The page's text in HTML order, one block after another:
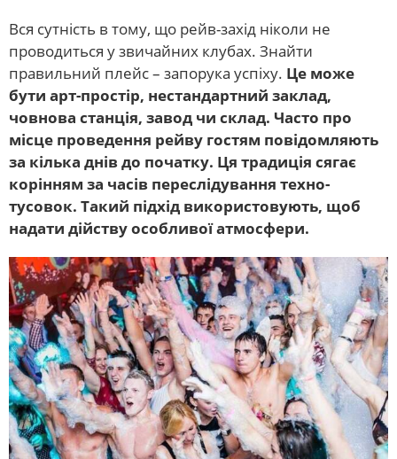
Вся сутність в тому, що рейв-захід ніколи не
проводиться у звичайних клубах. Знайти
правильний плейс – запорука успіху. Це може
бути арт-простір, нестандартний заклад,
човнова станція, завод чи склад. Часто про
місце проведення рейву гостям повідомляють
за кілька днів до початку. Ця традиція сягає
корінням за часів переслідування техно-
тусовок. Такий підхід використовують, щоб
надати дійству особливої ​​атмосфери.